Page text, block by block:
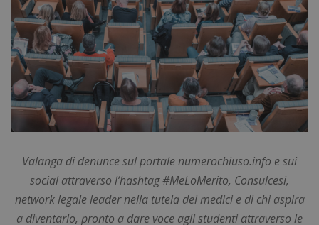
Valanga di denunce sul portale numerochiuso.info e sui
social attraverso l’hashtag #MeLoMerito, Consulcesi,
network legale leader nella tutela dei medici e di chi aspira
a diventarlo, pronto a dare voce agli studenti attraverso le